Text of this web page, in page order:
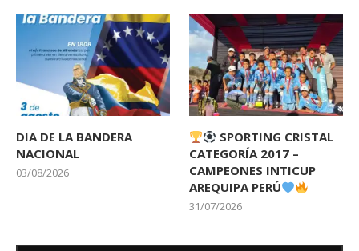
DIA DE LA BANDERA
NACIONAL
03/08/2026
SPORTING CRISTAL
CATEGORÍA 2017 –
CAMPEONES INTICUP
AREQUIPA PERÚ
31/07/2026